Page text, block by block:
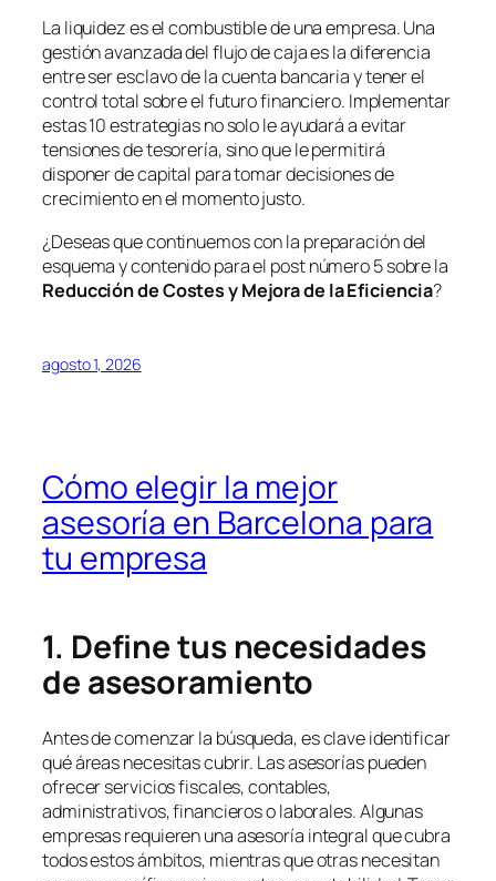
La liquidez es el combustible de una empresa. Una
gestión avanzada del flujo de caja es la diferencia
entre ser esclavo de la cuenta bancaria y tener el
control total sobre el futuro financiero. Implementar
estas 10 estrategias no solo le ayudará a evitar
tensiones de tesorería, sino que le permitirá
disponer de capital para tomar decisiones de
crecimiento en el momento justo.
¿Deseas que continuemos con la preparación del
esquema y contenido para el post número 5 sobre la
Reducción de Costes y Mejora de la Eficiencia?
agosto 1, 2026
Cómo elegir la mejor
asesoría en Barcelona para
tu empresa
1. Define tus necesidades
de asesoramiento
Antes de comenzar la búsqueda, es clave identificar
qué áreas necesitas cubrir. Las asesorías pueden
ofrecer servicios fiscales, contables,
administrativos, financieros o laborales. Algunas
empresas requieren una asesoría integral que cubra
todos estos ámbitos, mientras que otras necesitan